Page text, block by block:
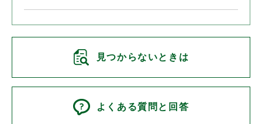
見つからないときは
よくある質問と回答